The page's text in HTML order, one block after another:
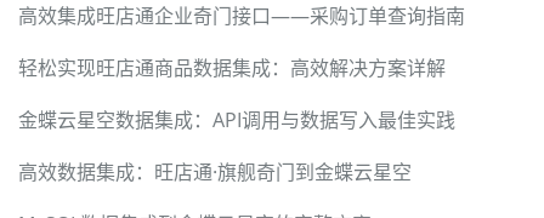
高效集成旺店通企业奇门接口——采购订单查询指南
轻松实现旺店通商品数据集成：高效解决方案详解
金蝶云星空数据集成：API调用与数据写入最佳实践
高效数据集成：旺店通·旗舰奇门到金蝶云星空